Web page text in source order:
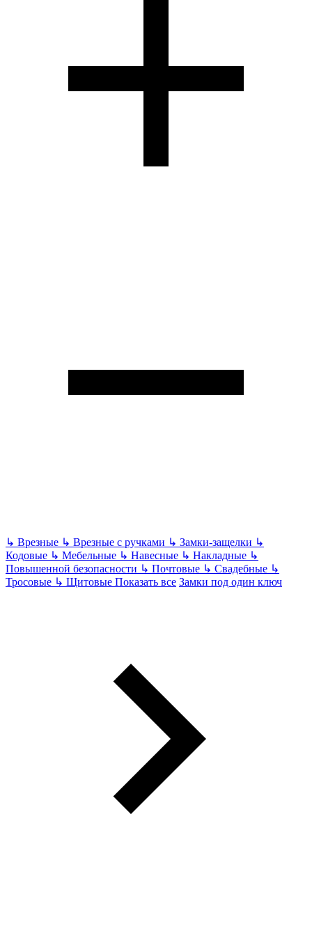
↳ Врезные ↳ Врезные с ручками ↳ Замки-защелки ↳
Кодовые ↳ Мебельные ↳ Навесные ↳ Накладные ↳
Повышенной безопасности ↳ Почтовые ↳ Свадебные ↳
Тросовые ↳ Щитовые Показать все Замки под один ключ